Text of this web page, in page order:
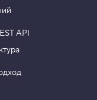
API